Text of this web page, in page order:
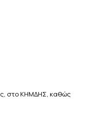
στο ΚΗΜΔΗΣ, καθώς